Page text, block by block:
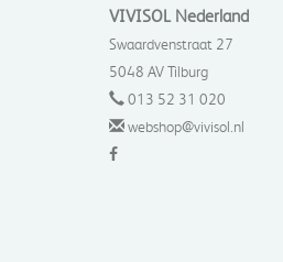
VIVISOL Nederland
Swaardvenstraat 27
5048 AV Tilburg
013 52 31 020
webshop@vivisol.nl